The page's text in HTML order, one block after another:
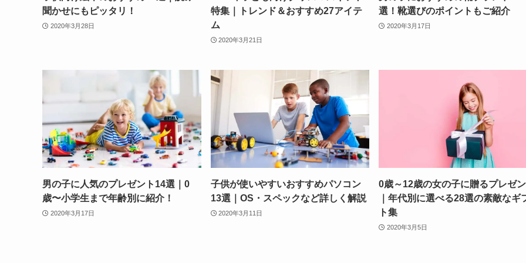
聞かせにもピッタリ！
2020年3月28日
特集｜トレンド＆おすすめ27アイテ
ム
2020年3月21日
選！靴選びのポイントもご紹介
2020年3月17日
男の子に人気のプレゼント14選｜0
歳〜小学生まで年齢別に紹介！
2020年3月17日
子供が使いやすいおすすめパソコン
13選｜OS・スペックなど詳しく解説
2020年3月11日
0歳～12歳の女の子に贈るプレゼ
｜年代別に選べる28選の素敵なギ
ト集
2020年3月5日